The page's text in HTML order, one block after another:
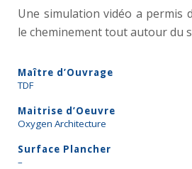
Une simulation vidéo a permis
le cheminement tout autour du
Maître d’Ouvrage
TDF
Maitrise d’Oeuvre
Oxygen Architecture
Surface Plancher
–